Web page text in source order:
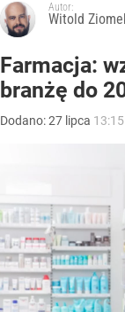
Autor:
Witold
Farmacja:
branżę do
Dodano:27 lipca 13:15